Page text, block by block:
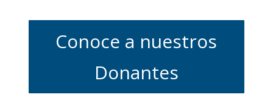
Conoce a nuestros
Donantes